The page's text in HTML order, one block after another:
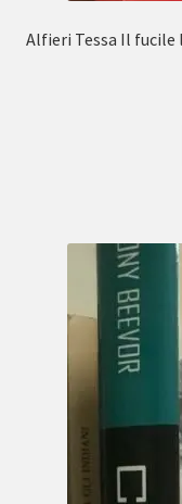
Alfieri Tessa Il fucile